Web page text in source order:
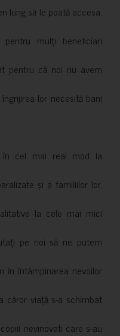
lung să le poată accesa.
mulți beneficiari
pentru că noi nu avem
lor necesită bani
în cel mai real mod la
și a familiilor lor,
la cele mai mici
pe noi să ne putem
în întâmpinarea nevoilor
căror viață s-a schimbat
nevinovati care s-au